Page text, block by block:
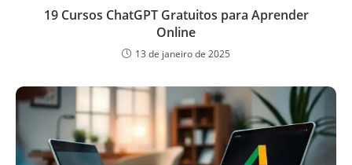
19 Cursos ChatGPT Gratuitos para Aprender
Online
13 de janeiro de 2025